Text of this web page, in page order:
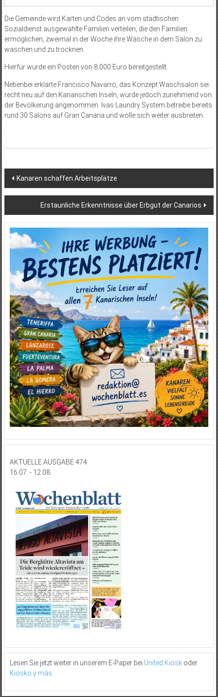
Die Gemeinde wird Karten und Codes an vom städtischen
Sozialdienst ausgewählte Familien verteilen, die den Familien
ermöglichen, zweimal in der Woche ihre Wäsche in dem Salon zu
waschen und zu trocknen.
Hierfür wurde ein Posten von 8.000 Euro bereitgestellt.
Nebenbei erklärte Francisco Navarro, das Konzept Waschsalon sei
recht neu auf den Kanarischen Inseln, würde jedoch zunehmend von
der Bevölkerung angenommen. Ivas Laundry System betreibe bereits
rund 30 Salons auf Gran Canaria und wolle sich weiter ausbreiten.
Beitragsnavigation
Kanaren schaffen Arbeitsplätze
Erstaunliche Erkenntnisse über Erbgut der Canarios
AKTUELLE AUSGABE 474
16.07. - 12.08.
Lesen Sie jetzt weiter in unserem E-Paper bei United Kioskoder
Kiosko y más.